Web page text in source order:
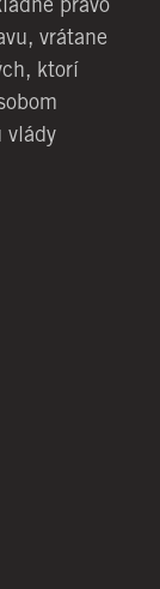
vrátane
ktorí
vlády